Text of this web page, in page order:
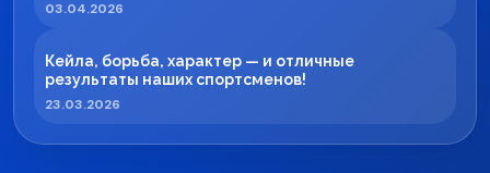
03.04.2026
Кейла, борьба, характер — и отличные
результаты наших спортсменов!
23.03.2026